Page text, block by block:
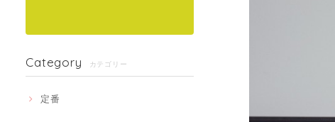
Category カテゴリー
定番